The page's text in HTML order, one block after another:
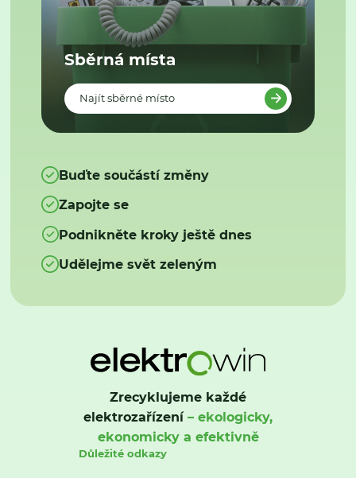
Sběrná místa
Najít sběrné místo
Buďte součástí změny
Zapojte se
Podnikněte kroky ještě dnes
Udělejme svět zeleným
Zrecyklujeme každé
elektrozařízení– ekologicky,
ekonomicky a efektivně
Důležité odkazy